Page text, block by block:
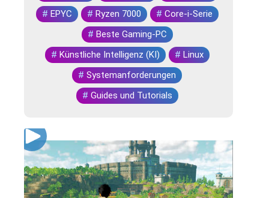
# EPYC # Ryzen 7000 # Core-i-Serie
# Beste Gaming-PC
# Künstliche Intelligenz (KI) # Linux
# Systemanforderungen
# Guides und Tutorials